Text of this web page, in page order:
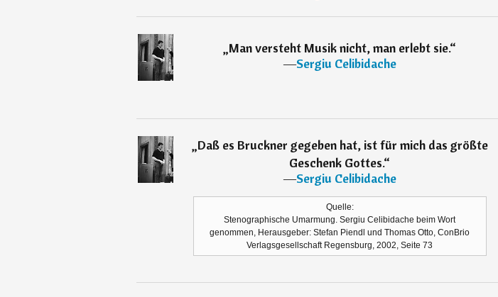
„Man versteht Musik nicht, man erlebt sie.“
―Sergiu Celibidache
„Daß es Bruckner gegeben hat, ist für mich das größte
Geschenk Gottes.“
―Sergiu Celibidache
Quelle:
Stenographische Umarmung. Sergiu Celibidache beim Wort
genommen, Herausgeber: Stefan Piendl und Thomas Otto, ConBrio
Verlagsgesellschaft Regensburg, 2002, Seite 73